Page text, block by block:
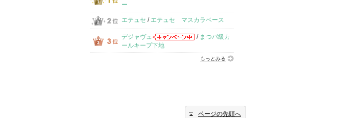
ー
エテュセ / エテュセ マスカラベース
デジャヴュ / まつパ級カ
ールキープ下地
もっとみる
ページの先頭へ